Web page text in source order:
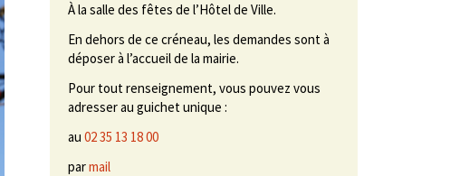
À la salle des fêtes de l’Hôtel de Ville.
En dehors de ce créneau, les demandes sont à
déposer à l’accueil de la mairie.
Pour tout renseignement, vous pouvez vous
adresser au guichet unique :
au 02 35 13 18 00
parmail